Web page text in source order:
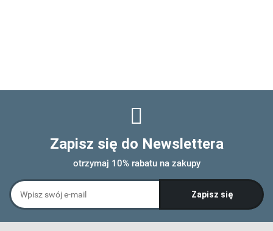
Zapisz się do Newslettera
otrzymaj 10% rabatu na zakupy